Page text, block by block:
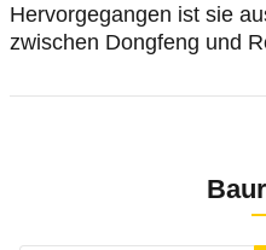
Hervorgegangen ist sie
zwischen Dongfeng und